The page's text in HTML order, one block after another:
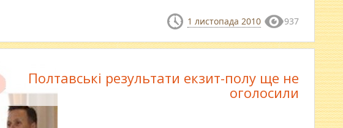
1 листопада 2010 937
Полтавські результати екзит-полу ще не
оголосили